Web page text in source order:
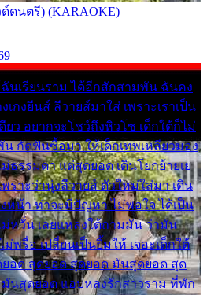
ดนตรี) (KARAOKE)
นเรียนราม ได้อีกสักสามพัน ฉันคง
เกงยีนส์ ลีวายส์มาใส่ เพราะเราเป็น
ยว อยากจะโชว์ถึงหิวโซ เด็กใต้ก็ไม่
กัดฟันซื้อมา ให้เด็กเทพเหลียวมอง
ธรรมดา แต่สุดยอด เดินโยกย้ายเย
ราะว่านุ่งลีวายส์ ตัวใหม่ใส่มา เดิน
หน้า ท่าจะมีปัญหา ไม่พอใจ ได้เป็น
หวั่น เลยแหลงใต้ถามมัน ว่ามัน
พรื่อ เปลี่ยนเป็นยิ้มให้ เจอะเด็กใต้
ยอด สุดยอด สุดยอด มันสุดยอด สุด
นสุดยอด แอบหลงรักสาวราม ที่พัก